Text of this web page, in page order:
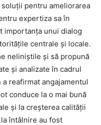
pentru ameliorarea
expertiza sa în
importanța unui dialog
centrale și locale.
neliniștile și să propună
și analizate în cadrul
reafirmat angajamentul
conduce la o mai bună
și la creșterea calității
întâlnire au fost